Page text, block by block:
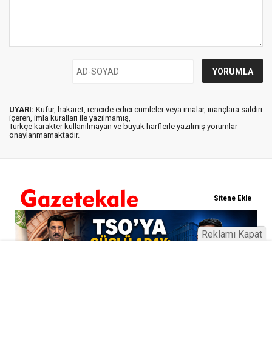
UYARI: Küfür, hakaret, rencide edici cümleler veya imalar, inançlara saldırı
içeren, imla kuralları ile yazılmamış,
Türkçe karakter kullanılmayan ve büyük harflerle yazılmış yorumlar
onaylanmamaktadır.
Reklamı Kapat